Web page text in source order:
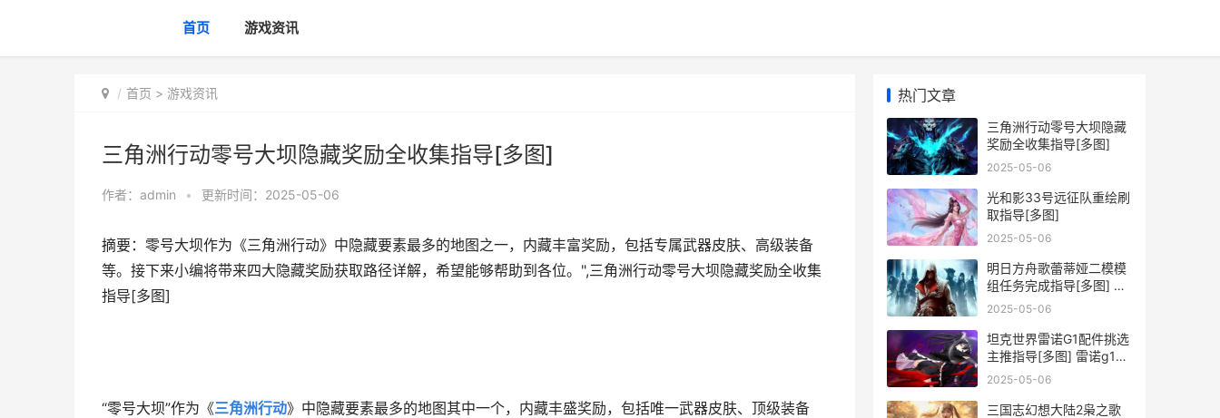
首页 游戏资讯
首页 > 游戏资讯
三角洲行动零号大坝隐藏奖励全收集指导[多图]
作者： admin • 更新时间：2025-05-06
摘要：零号大坝作为《三角洲行动》中隐藏要素最多的地图之一，内藏丰富奖励，包括专属武器皮肤、高级装备
等。接下来小编将带来四大隐藏奖励获取路径详解，希望能够帮助到各位。",三角洲行动零号大坝隐藏奖励全收集
指导[多图]
“零号大坝”作为《三角洲行动》中隐藏要素最多的地图其中一个，内藏丰盛奖励，包括唯一武器皮肤、顶级装备
热门文章
三角洲行动零号大坝隐藏
奖励全收集指导[多图]
2025-05-06
光和影33号远征队重绘刷
取指导[多图]
2025-05-06
明日方舟歌蕾蒂娅二模模
组任务完成指导[多图] 明
日方舟歌蕾蒂娅怎么获得
2025-05-06
坦克世界雷诺G1配件挑选
主推指导[多图] 雷诺g1原
型车
2025-05-06
三国志幻想大陆2枭之歌